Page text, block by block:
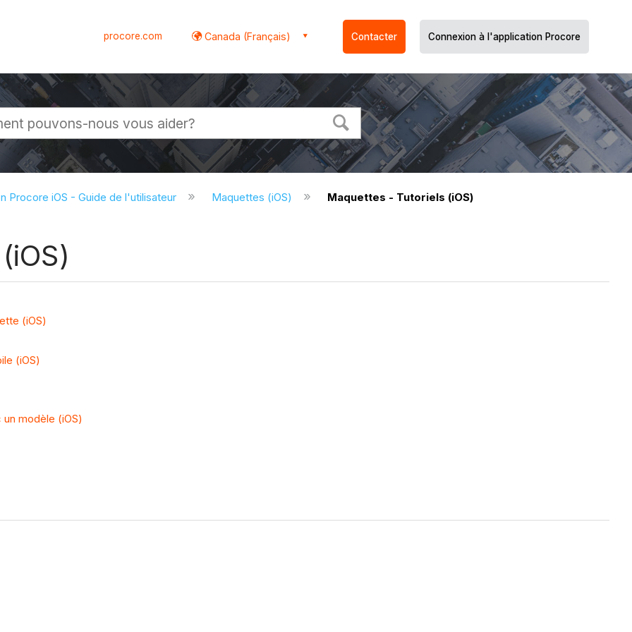
procore.com Canada (Français) Contacter Connexion à l'application Procore
Procore iOS - Guide de l'utilisateur Maquettes (iOS) Maquettes - Tutoriels (iOS)
(iOS)
(iOS)
modèle (iOS)